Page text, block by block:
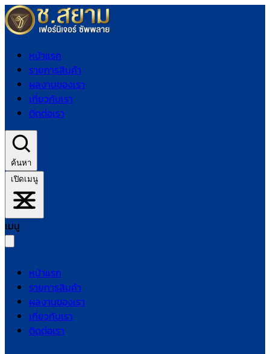
หน้าแรก
รายการสินค้า
ผลงานของเรา
เกี่ยวกับเรา
ติดต่อเรา
ค้นหา
เปิดเมนู
เมนู
หน้าแรก
รายการสินค้า
ผลงานของเรา
เกี่ยวกับเรา
ติดต่อเรา